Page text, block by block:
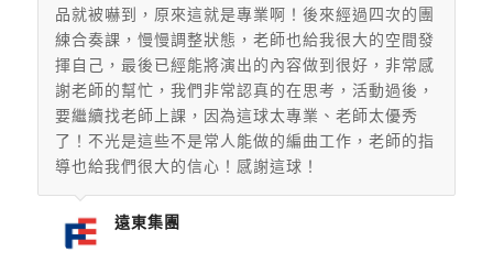
品就被嚇到， 原來這就是專業啊！後來經過四次的團
練合奏課， 慢慢調整狀態，老師也給我很大的空間發
揮自己， 最後已經能將演出的內容做到很好，非常感
謝老師的幫忙， 我們非常認真的在思考，活動過後，
要繼續找老師上課， 因為這球太專業、老師太優秀
了！不光是這些不是常人能做的編曲工作， 老師的指
導也給我們很大的信心！感謝這球！
遠東集團